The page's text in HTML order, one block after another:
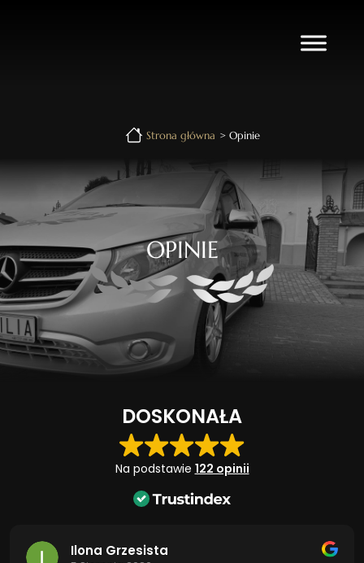
Strona główna > Opinie
OPINIE
DOSKONAŁA
Na podstawie 122 opinii
Ilona Grzesista